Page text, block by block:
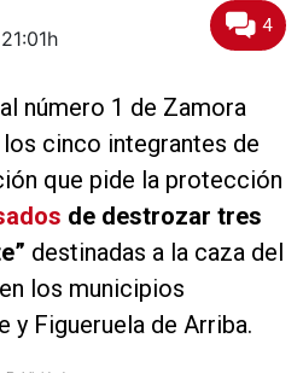
21:01h
4
número 1 de Zamora
cinco integrantes de
que pide la protección
de destrozar tres
destinadas a la caza del
los municipios
y Figueruela de Arriba.